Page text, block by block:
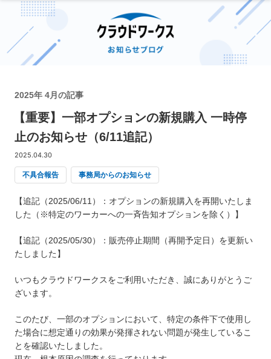
2025年 4月の記事
【重要】一部オプションの新規購入 一時停
止のお知らせ（6/11追記）
2025.04.30
不具合報告 事務局からのお知らせ
【追記（2025/06/11）：オプションの新規購入を再開いたしま
した（※特定のワーカーへの一斉告知オプションを除く）】
【追記（2025/05/30）：販売停止期間（再開予定日）を更新い
たしました】
いつもクラウドワークスをご利用いただき、誠にありがとうご
ざいます。
このたび、一部のオプションにおいて、特定の条件下で使用し
た場合に想定通りの効果が発揮されない問題が発生しているこ
とを確認いたしました。